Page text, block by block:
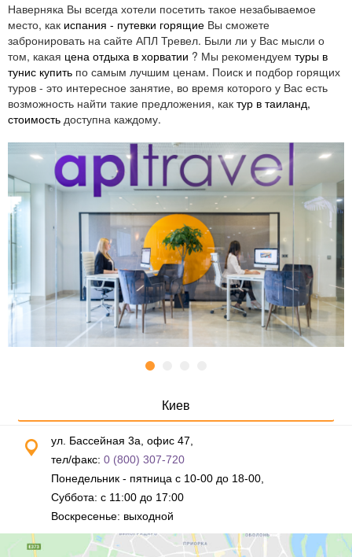
Наверняка Вы всегда хотели посетить такое незабываемое
место, как испания - путевки горящие Вы сможете
забронировать на сайте АПЛ Тревел. Были ли у Вас мысли о
том, какая цена отдыха в хорватии ? Мы рекомендуем туры в
тунис купить по самым лучшим ценам. Поиск и подбор горящих
туров - это интересное занятие, во время которого у Вас есть
возможность найти такие предложения, как тур в таиланд,
стоимость доступна каждому.
Киев
ул. Бассейная 3а, офис 47,
тел/факс: 0 (800) 307-720
Понедельник - пятница с 10-00 до 18-00,
Суббота: с 11:00 до 17:00
Воскресенье: выходной